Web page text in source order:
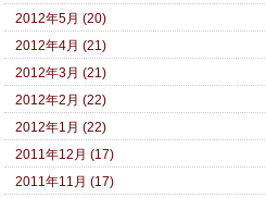
2012年5月 (20)
2012年4月 (21)
2012年3月 (21)
2012年2月 (22)
2012年1月 (22)
2011年12月 (17)
2011年11月 (17)